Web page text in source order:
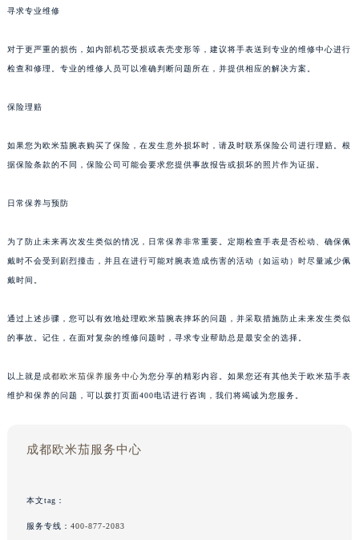
寻求专业维修
对于更严重的损伤，如内部机芯受损或表壳变形等，建议将手表送到专业的维修中心进行
检查和修理。专业的维修人员可以准确判断问题所在，并提供相应的解决方案。
保险理赔
如果您为欧米茄腕表购买了保险，在发生意外损坏时，请及时联系保险公司进行理赔。根
据保险条款的不同，保险公司可能会要求您提供事故报告或损坏的照片作为证据。
日常保养与预防
为了防止未来再次发生类似的情况，日常保养非常重要。定期检查手表是否松动、确保佩
戴时不会受到剧烈撞击，并且在进行可能对腕表造成伤害的活动（如运动）时尽量减少佩
戴时间。
通过上述步骤，您可以有效地处理欧米茄腕表摔坏的问题，并采取措施防止未来发生类似
的事故。记住，在面对复杂的维修问题时，寻求专业帮助总是最安全的选择。
以上就是 成都欧米茄保养服务中心为您分享的精彩内容。如果您还有其他关于欧米茄手表
维护和保养的问题，可以拨打页面400电话进行咨询，我们将竭诚为您服务。
成都欧米茄服务中心
本文tag：
服务专线： 400-877-2083